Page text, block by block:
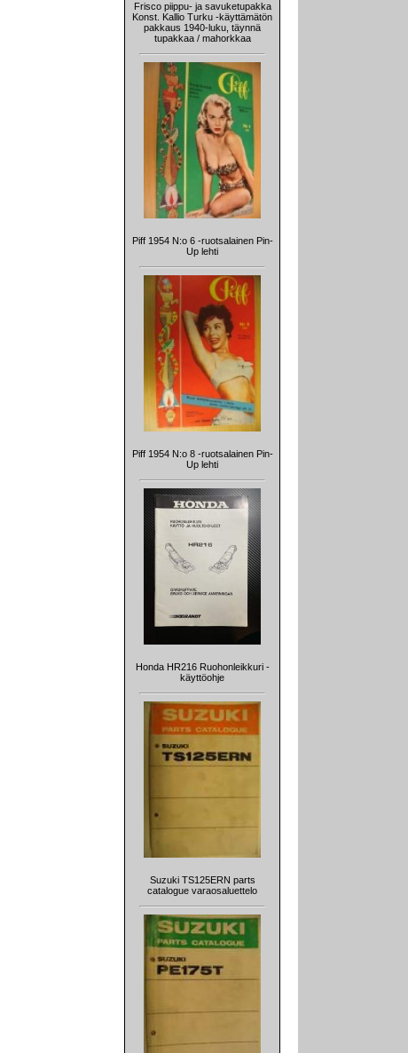
Frisco piippu- ja savuketupakka
Konst. Kallio Turku -käyttämätön
pakkaus 1940-luku, täynnä
tupakkaa / mahorkkaa
Piff 1954 N:o 6 -ruotsalainen Pin-
Up lehti
Piff 1954 N:o 8 -ruotsalainen Pin-
Up lehti
Honda HR216 Ruohonleikkuri -
käyttöohje
Suzuki TS125ERN parts
catalogue varaosaluettelo